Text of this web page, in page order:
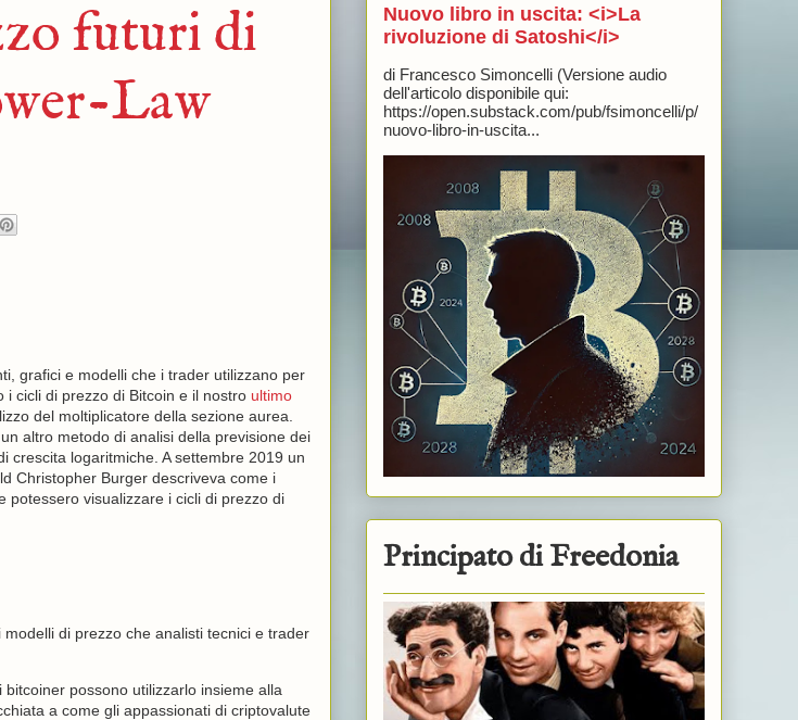
futuri di
Law
grafici e modelli che i trader utilizzano per
i cicli di prezzo di Bitcoin e il nostro ultimo
del moltiplicatore della sezione aurea.
altro metodo di analisi della previsione dei
crescita logaritmiche. A settembre 2019 un
Christopher Burger descriveva come i
potessero visualizzare i cicli di prezzo di
di prezzo che analisti tecnici e trader
possono utilizzarlo insieme alla
a come gli appassionati di criptovalute
Nuovo libro in uscita: <i>La
rivoluzione di Satoshi</i>
di Francesco Simoncelli (Versione audio
dell'articolo disponibile qui:
https://open.substack.com/pub/fsimoncelli/p/
nuovo-libro-in-uscita...
Principato di Freedonia